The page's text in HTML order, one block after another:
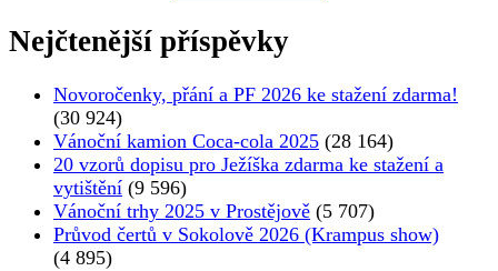
Nejčtenější příspěvky
Novoročenky, přání a PF 2026 ke stažení zdarma!
(30 924)
Vánoční kamion Coca-cola 2025 (28 164)
20 vzorů dopisu pro Ježíška zdarma ke stažení a
vytištění (9 596)
Vánoční trhy 2025 v Prostějově (5 707)
Průvod čertů v Sokolově 2026 (Krampus show)
(4 895)